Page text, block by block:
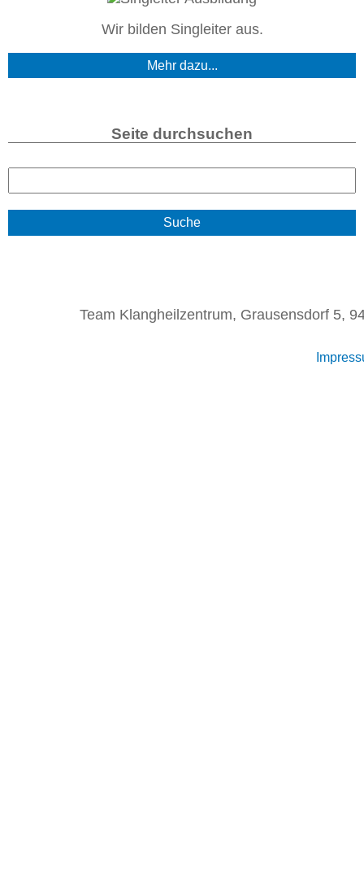
Wir bilden Singleiter aus.
Mehr dazu...
Seite durchsuchen
S
c
Team Klangheilzentrum, Grausensdorf 5,